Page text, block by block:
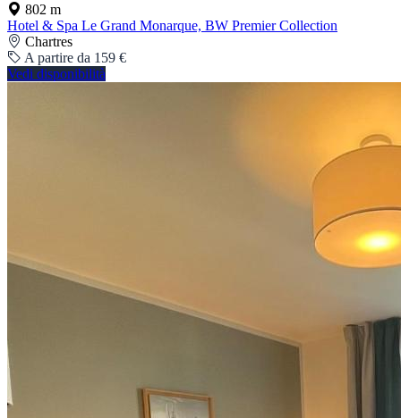
802 m
Hotel & Spa Le Grand Monarque, BW Premier Collection
Chartres
A partire da 159 €
Vedi disponibilità